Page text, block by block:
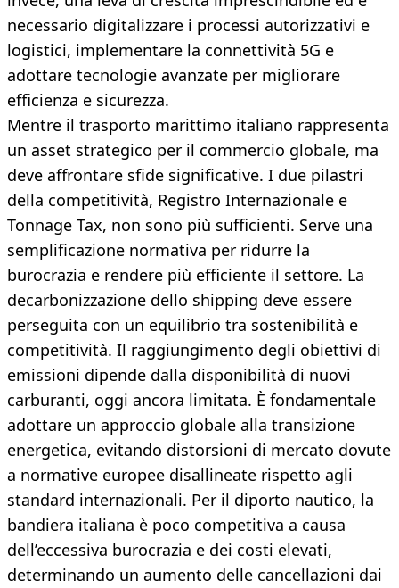
necessario digitalizzare i processi autorizzativi e
logistici, implementare la connettività 5G e
adottare tecnologie avanzate per migliorare
efficienza e sicurezza.
Mentre il trasporto marittimo italiano rappresenta
un asset strategico per il commercio globale, ma
deve affrontare sfide significative. I due pilastri
della competitività, Registro Internazionale e
Tonnage Tax, non sono più sufficienti. Serve una
semplificazione normativa per ridurre la
burocrazia e rendere più efficiente il settore. La
decarbonizzazione dello shipping deve essere
perseguita con un equilibrio tra sostenibilità e
competitività. Il raggiungimento degli obiettivi di
emissioni dipende dalla disponibilità di nuovi
carburanti, oggi ancora limitata. È fondamentale
adottare un approccio globale alla transizione
energetica, evitando distorsioni di mercato dovute
a normative europee disallineate rispetto agli
standard internazionali. Per il diporto nautico, la
bandiera italiana è poco competitiva a causa
dell’eccessiva burocrazia e dei costi elevati,
determinando un aumento delle cancellazioni dai